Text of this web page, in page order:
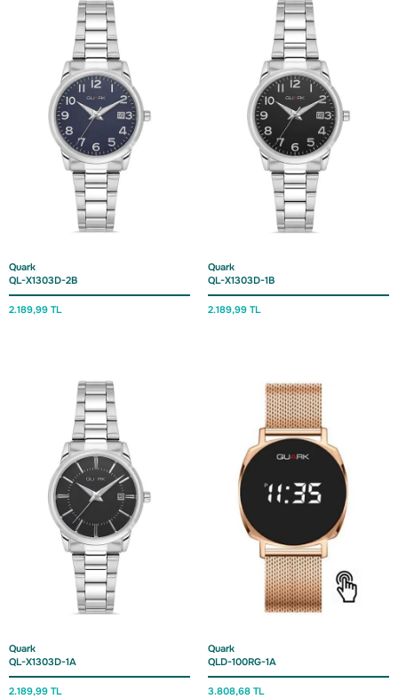
Quark
QL-X1303D-2B
2.189,99 TL
Quark
QL-X1303D-1B
2.189,99 TL
Quark
QL-X1303D-1A
2.189,99 TL
Quark
QLD-100RG-1A
3.808,68 TL